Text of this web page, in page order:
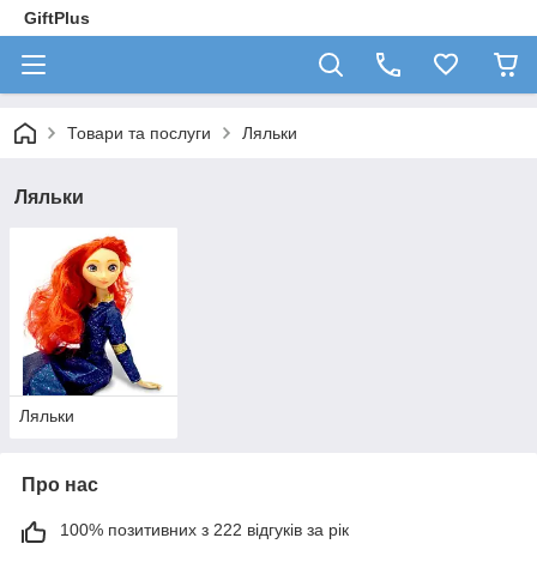
GiftPlus
Товари та послуги Ляльки
Ляльки
Ляльки
Про нас
100% позитивних з 222 відгуків за рік